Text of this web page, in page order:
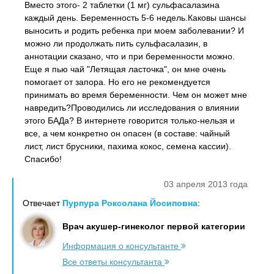
Вместо этого- 2 таблетки (1 мг) сульфасалазина
каждый день. Беременность 5-6 недель.Каковы шансы
выносить и родить ребенка при моем заболевании? И
можно ли продолжать пить сульфасалазин, в
аннотации сказано, что и при беременности можно.
Еще я пью чай "Летящая ласточка", он мне очень
помогает от запора. Но его не рекомендуется
принимать во время беременности. Чем он может мне
навредить?Проводились ли исследования о влиянии
этого БАДа? В интернете говорится только-нельзя и
все, а чем конкретно он опасен (в составе: чайный
лист, лист брусники, пахима кокос, семена кассии).
Спасибо!
03 апреля 2013 года
Отвечает Пурпура Роксолана Йосиповна:
Врач акушер-гинеколог первой категории
Информация о консультанте
Все ответы консультанта